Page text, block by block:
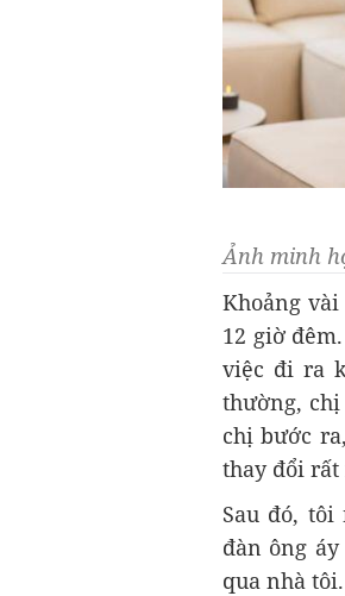
Ảnh minh
Khoảng
12 giờ
việc đi ra
thường,
chị bước
thay đổi rất
Sau đó,
đàn ông
qua nhà